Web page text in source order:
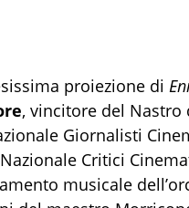
proiezione di
, vincitore del Nastro
Giornalisti
Critici
musicale